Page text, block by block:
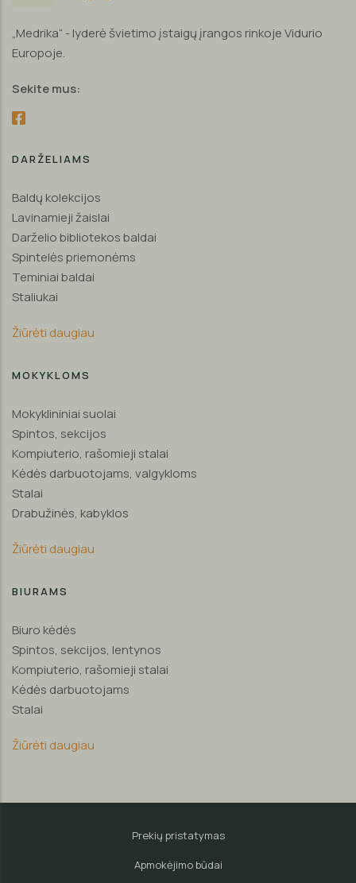
„Medrika“ - lyderė švietimo įstaigų įrangos rinkoje Vidurio
Europoje.
Sekite mus:
DARŽELIAMS
Baldų kolekcijos
Lavinamieji žaislai
Darželio bibliotekos baldai
Spintelės priemonėms
Teminiai baldai
Staliukai
Žiūrėti daugiau
MOKYKLOMS
Mokyklininiai suolai
Spintos, sekcijos
Kompiuterio, rašomieji stalai
Kėdės darbuotojams, valgykloms
Stalai
Drabužinės, kabyklos
Žiūrėti daugiau
BIURAMS
Biuro kėdės
Spintos, sekcijos, lentynos
Kompiuterio, rašomieji stalai
Kėdės darbuotojams
Stalai
Žiūrėti daugiau
Prekių pristatymas
Apmokėjimo būdai